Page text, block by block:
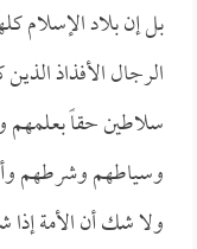
بل إن بلاد الإسلام
الرجال الأفذاذ
سلاطين حقاً
وسياطهم وشرطهم
ولا شك أن الأمة إذا